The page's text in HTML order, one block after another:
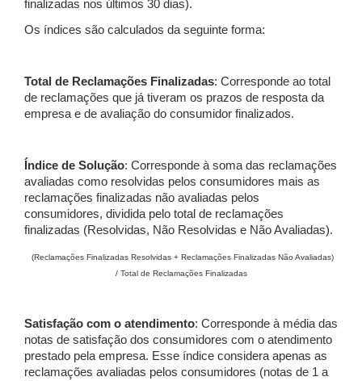
finalizadas nos últimos 30 dias).
Os índices são calculados da seguinte forma:
Total de Reclamações Finalizadas: Corresponde ao total
de reclamações que já tiveram os prazos de resposta da
empresa e de avaliação do consumidor finalizados.
Índice de Solução: Corresponde à soma das reclamações
avaliadas como resolvidas pelos consumidores mais as
reclamações finalizadas não avaliadas pelos
consumidores, dividida pelo total de reclamações
finalizadas (Resolvidas, Não Resolvidas e Não Avaliadas).
(Reclamações Finalizadas Resolvidas + Reclamações Finalizadas Não Avaliadas)
/ Total de Reclamações Finalizadas
Satisfação com o atendimento: Corresponde à média das
notas de satisfação dos consumidores com o atendimento
prestado pela empresa. Esse índice considera apenas as
reclamações avaliadas pelos consumidores (notas de 1 a